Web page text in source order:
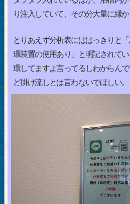
り注入していて、その分大量に縁か
とりあえず分析表にははっきりと
環装置の使用あり」と明記されて
環してますよ言ってるしわからん
ど掛け流しとは言わないでほしい。